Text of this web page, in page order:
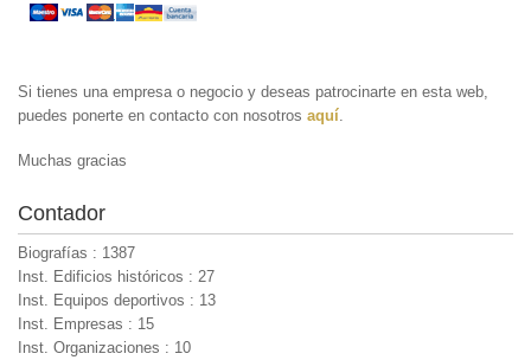
Si tienes una empresa o negocio y deseas patrocinarte en esta web,
puedes ponerte en contacto con nosotros aquí
Muchas gracias
Contador
Biografías : 1387
Inst. Edificios históricos : 27
Inst. Equipos deportivos : 13
Inst. Empresas : 15
Inst. Organizaciones : 10